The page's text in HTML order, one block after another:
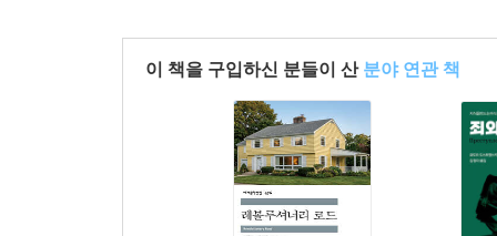
이 책을 구입하신 분들이 산 분야 연관 책